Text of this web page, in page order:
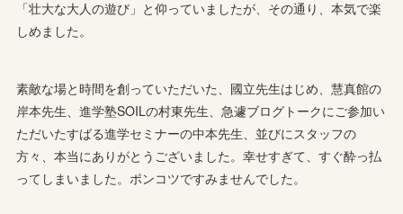
「壮大な大人の遊び」と仰っていましたが、その通り、本気で楽
しめました。
素敵な場と時間を創っていただいた、國立先生はじめ、慧真館の
岸本先生、進学塾SOILの村東先生、急遽ブログトークにご参加い
ただいたすばる進学セミナーの中本先生、並びにスタッフの
方々、本当にありがとうございました。幸せすぎて、すぐ酔っ払
ってしまいました。ポンコツですみませんでした。